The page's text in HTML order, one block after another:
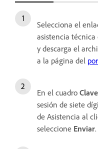
Selecciona el
asistencia
y descarga el
a la página del
En el cuadro
sesión de siete
de Asistencia al
seleccione Enviar.